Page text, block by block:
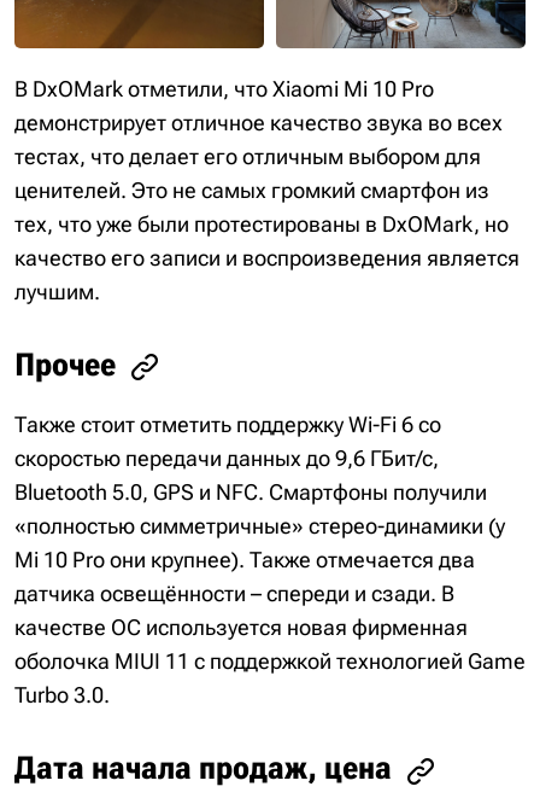
В DxOMark отметили, что Xiaomi Mi 10 Pro
демонстрирует отличное качество звука во всех
тестах, что делает его отличным выбором для
ценителей. Это не самых громкий смартфон из
тех, что уже были протестированы в DxOMark, но
качество его записи и воспроизведения является
лучшим.
Прочее
Также стоит отметить поддержку Wi-Fi 6 со
скоростью передачи данных до 9,6 ГБит/с,
Bluetooth 5.0, GPS и NFC. Смартфоны получили
«полностью симметричные» стерео-динамики (у
Mi 10 Pro они крупнее). Также отмечается два
датчика освещённости – спереди и сзади. В
качестве ОС используется новая фирменная
оболочка MIUI 11 с поддержкой технологией Game
Turbo 3.0.
Дата начала продаж, цена